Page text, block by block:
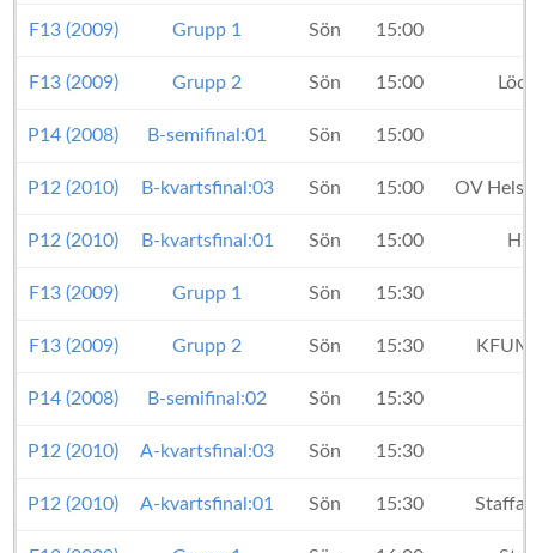
F13 (2009) Grupp 1 Sön 15:00
F13 (2009) Grupp 2 Sön 15:00
P14 (2008) B-semifinal:01 Sön 15:00
P12 (2010) B-kvartsfinal:03 Sön 15:00 OV
P12 (2010) B-kvartsfinal:01 Sön 15:00
F13 (2009) Grupp 1 Sön 15:30
F13 (2009) Grupp 2 Sön 15:30
P14 (2008) B-semifinal:02 Sön 15:30
P12 (2010) A-kvartsfinal:03 Sön 15:30
P12 (2010) A-kvartsfinal:01 Sön 15:30